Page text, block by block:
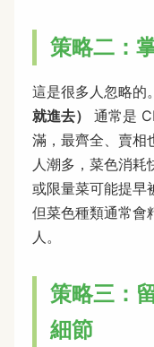
策略二：
這是很多人忽略的
就進去）
通常是
滿，最齊全、賣相
人潮多，菜色消耗
或限量菜可能提早
但菜色種類通常會
人。
策略三：
細節